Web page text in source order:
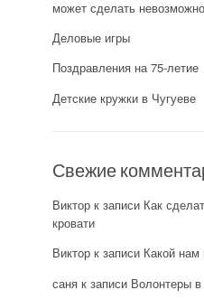
может сделать
Деловые игры
Поздравления на 75-летие
Детские кружки в Чугуеве
Свежие
Виктор к записи Как
кровати
Виктор к записи Какой
саня к записи Волонтеры в